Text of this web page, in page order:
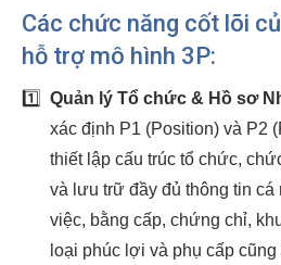
Các chức năng cốt lõi
hỗ trợ mô hình 3P:
1️⃣ Quản lý Tổ chức & Hồ sơ
xác định P1 (Position) và P2
thiết lập cấu trúc tổ chức,
và lưu trữ đầy đủ thông tin cá
việc, bằng cấp, chứng chỉ,
loại phúc lợi và phụ cấp